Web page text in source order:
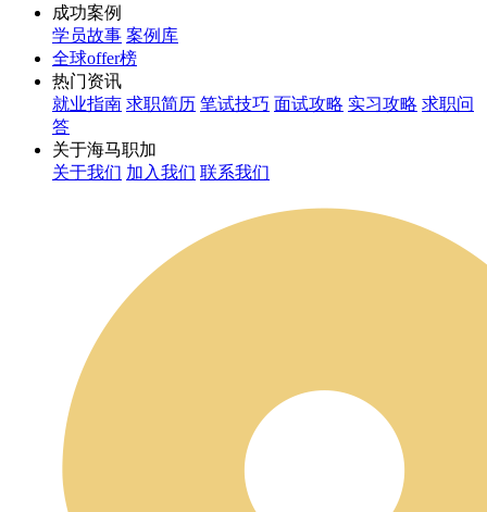
成功案例
学员故事 案例库
全球offer榜
热门资讯
就业指南 求职简历 笔试技巧 面试攻略 实习攻略 求职问
答
关于海马职加
关于我们 加入我们 联系我们